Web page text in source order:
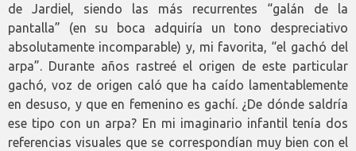
de Jardiel, siendo las más recurrentes “galán de la
pantalla” (en su boca adquiría un tono despreciativo
absolutamente incomparable) y, mi favorita, “el gachó del
arpa”. Durante años rastreé el origen de este particular
gachó, voz de origen caló que ha caído lamentablemente
en desuso, y que en femenino es gachí. ¿De dónde saldría
ese tipo con un arpa? En mi imaginario infantil tenía dos
referencias visuales que se correspondían muy bien con el